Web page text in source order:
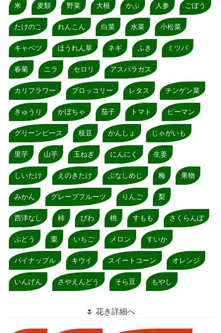
米 麦類 野菜 大根 かぶ 人参 ごぼう
たけのこ れんこん 白菜 水菜 小松菜
キャベツ ほうれん草 ネギ ふき ミツバ
春菊 ニラ セロリ アスパラガス
カリフラワー ブロッコリー レタス チンゲン菜
きゅうり かぼちゃ 茄子 トマト ピーマン
グリーンピース 枝豆 かんしょ じゃがいも
里芋 山芋 玉ねぎ にんにく 生姜
しいたけ えのきたけ ぶなしめじ 梅 果物
みかん グレープフルーツ りんご 梨
西洋なし 柿 びわ 桃 すもも さくらんぼ
ぶどう 栗 いちご メロン すいか
パイナップル キウイ スイートコーン オレンジ
いんげん さやえんどう そら豆 もやし
🌷 花き詳細へ